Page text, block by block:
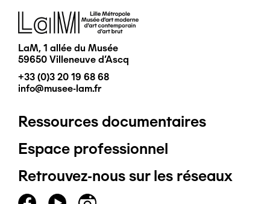
Image
LaM, 1 allée du Musée
59650 Villeneuve d'Ascq
+33 (0)3 20 19 68 68
info@musee-lam.fr
Pied
de
page
Ressources documentaires
Espace professionnel
Retrouvez-nous sur les réseaux